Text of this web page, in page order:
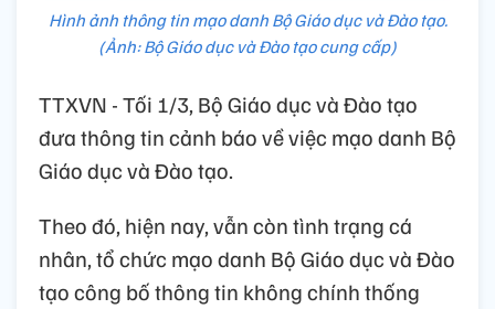
Hình ảnh thông tin mạo danh Bộ Giáo dục và Đào tạo.
(Ảnh: Bộ Giáo dục và Đào tạo cung cấp)
TTXVN - Tối 1/3, Bộ Giáo dục và Đào tạo
đưa thông tin cảnh báo về việc mạo danh Bộ
Giáo dục và Đào tạo.
Theo đó, hiện nay, vẫn còn tình trạng cá
nhân, tổ chức mạo danh Bộ Giáo dục và Đào
tạo công bố thông tin không chính thống